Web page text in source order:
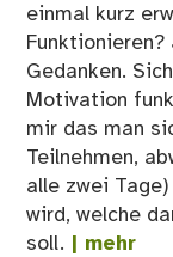
einmal kurz
Gedanken.
Motivation
mir das man
Teilnehmen,
alle zwei
wird, welche
soll. | mehr